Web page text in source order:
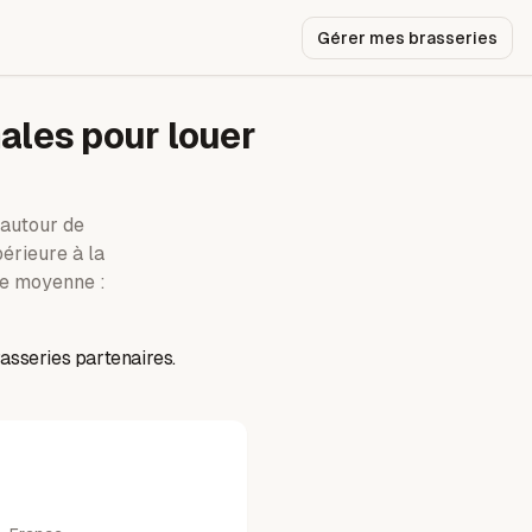
Gérer mes brasseries
pour louer
de
à la
moyenne :
partenaires.